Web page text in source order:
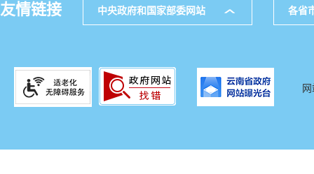
友情链接 中央政府和国家部委网站 各省